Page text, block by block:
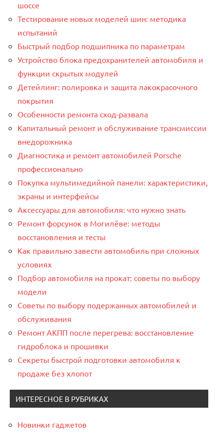
шоссе
Тестирование новых моделей шин: методика
испытаний
Быстрый подбор подшипника по параметрам
Устройство блока предохранителей автомобиля и
функции скрытых модулей
Детейлинг: полировка и защита лакокрасочного
покрытия
Особенности ремонта сход-развала
Капитальный ремонт и обслуживание трансмиссии
внедорожника
Диагностика и ремонт автомобилей Porsche
профессионально
Покупка мультимедийной панели: характеристики,
экраны и интерфейсы
Аксессуары для автомобиля: что нужно знать
Ремонт форсунок в Могилёве: методы
восстановления и тесты
Как правильно завести автомобиль при сложных
условиях
Подбор автомобиля на прокат: советы по выбору
модели
Советы по выбору подержанных автомобилей и
обслуживания
Ремонт АКПП после перегрева: восстановление
гидроблока и прошивки
Секреты быстрой подготовки автомобиля к
продаже без хлопот
ИНТЕРЕСНОЕ В РУБРИКАХ
Новинки гаджетов